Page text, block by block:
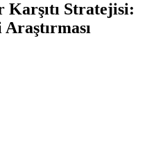
Karşıtı Stratejisi: